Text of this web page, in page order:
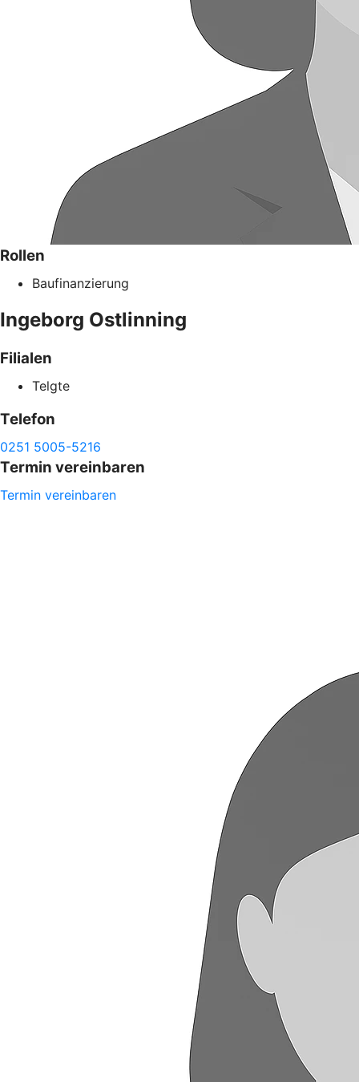
Rollen
Baufinanzierung
Ingeborg Ostlinning
Filialen
Telgte
Telefon
0251 5005-5216
Termin vereinbaren
Termin vereinbaren